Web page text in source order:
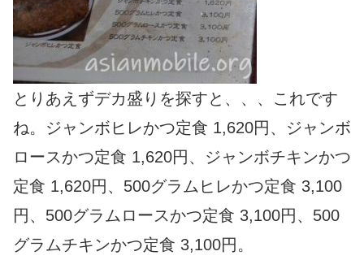
とりあえずデカ盛りを探すと、、、これです
ね。ジャンボヒレかつ定食 1,620円、ジャンボ
ロースかつ定食 1,620円、ジャンボチキンかつ
定食 1,620円、500グラムヒレかつ定食 3,100
円、500グラムロースかつ定食 3,100円、500
グラムチキンかつ定食 3,100円。